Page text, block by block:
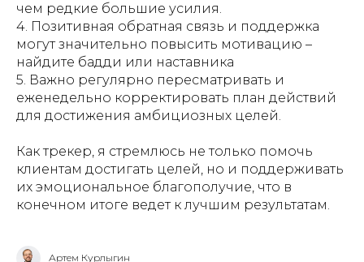
чем редкие большие усилия.
4. Позитивная обратная связь и поддержка
могут значительно повысить мотивацию –
найдите бадди или наставника
5. Важно регулярно пересматривать и
еженедельно корректировать план действий
для достижения амбициозных целей.
Как трекер, я стремлюсь не только помочь
клиентам достигать целей, но и поддерживать
их эмоциональное благополучие, что в
конечном итоге ведет к лучшим результатам.
Артем Курлыгин